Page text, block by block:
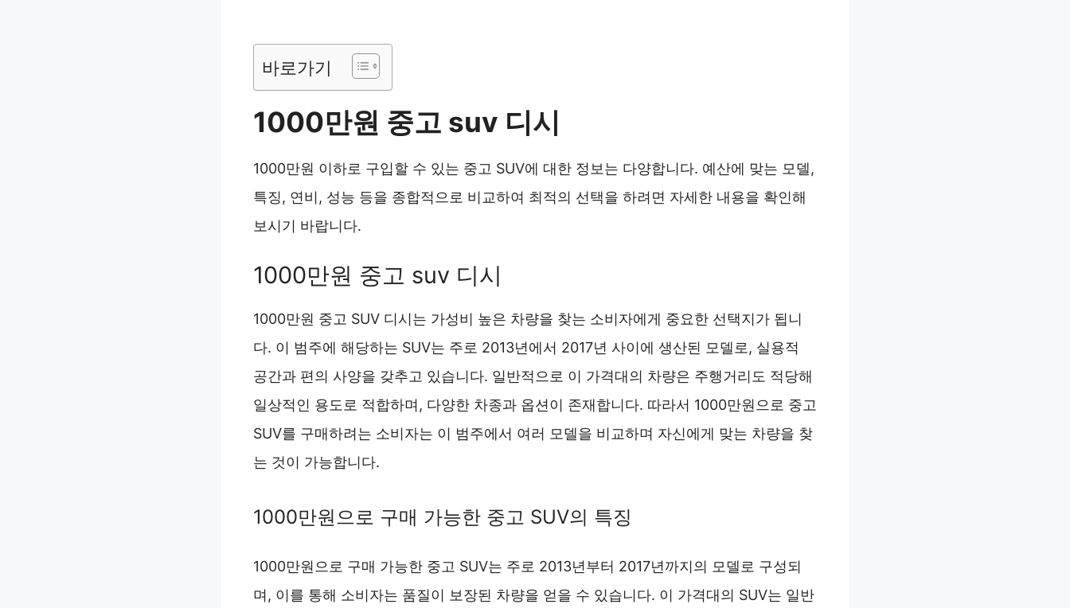
바로가기
1000만원 중고 suv 디시
1000만원 이하로 구입할 수 있는 중고 SUV에 대한 정보는 다양합니다. 예산에 맞는 모델,
특징, 연비, 성능 등을 종합적으로 비교하여 최적의 선택을 하려면 자세한 내용을 확인해
보시기 바랍니다.
1000만원 중고 suv 디시
1000만원 중고 SUV 디시는 가성비 높은 차량을 찾는 소비자에게 중요한 선택지가 됩니
다. 이 범주에 해당하는 SUV는 주로 2013년에서 2017년 사이에 생산된 모델로, 실용적
공간과 편의 사양을 갖추고 있습니다. 일반적으로 이 가격대의 차량은 주행거리도 적당해
일상적인 용도로 적합하며, 다양한 차종과 옵션이 존재합니다. 따라서 1000만원으로 중고
SUV를 구매하려는 소비자는 이 범주에서 여러 모델을 비교하며 자신에게 맞는 차량을 찾
는 것이 가능합니다.
1000만원으로 구매 가능한 중고 SUV의 특징
1000만원으로 구매 가능한 중고 SUV는 주로 2013년부터 2017년까지의 모델로 구성되
며, 이를 통해 소비자는 품질이 보장된 차량을 얻을 수 있습니다. 이 가격대의 SUV는 일반